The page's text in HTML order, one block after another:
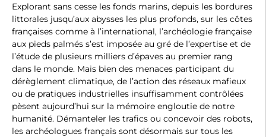
Explorant sans cesse les fonds marins, depuis les bordures
littorales jusqu’aux abysses les plus profonds, sur les côtes
françaises comme à l’international, l’archéologie française
aux pieds palmés s’est imposée au gré de l’expertise et de
l’étude de plusieurs milliers d’épaves au premier rang
dans le monde. Mais bien des menaces participant du
dérèglement climatique, de l’action des réseaux mafieux
ou de pratiques industrielles insuffisamment contrôlées
pèsent aujourd’hui sur la mémoire engloutie de notre
humanité. Démanteler les trafics ou concevoir des robots,
les archéologues français sont désormais sur tous les